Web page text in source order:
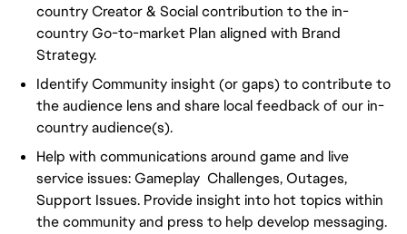
country Creator & Social contribution to the in-
country Go-to-market Plan aligned with Brand
Strategy.
Identify Community insight (or gaps) to contribute to
the audience lens and share local feedback of our in-
country audience(s).
Help with communications around game and live
service issues: Gameplay Challenges, Outages,
Support Issues. Provide insight into hot topics within
the community and press to help develop messaging.